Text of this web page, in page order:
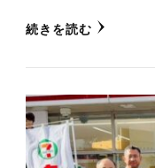
続きを読む